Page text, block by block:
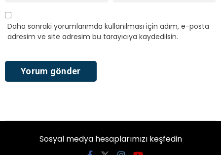
Daha sonraki yorumlarımda kullanılması için adım, e-posta
adresim ve site adresim bu tarayıcıya kaydedilsin.
Sosyal medya hesaplarımızı keşfedin